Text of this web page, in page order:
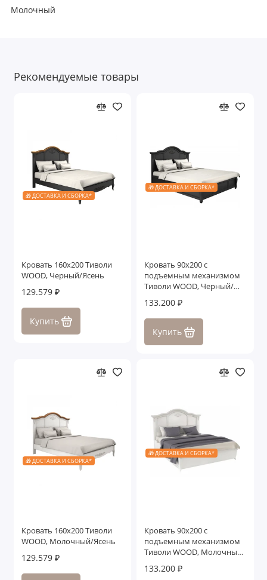
Молочный
Рекомендуемые товары
🎁 ДОСТАВКА И СБОРКА*
Кровать 160x200 Тиволи
WOOD, Черный/Ясень
129.579 ₽
Купить
🎁 ДОСТАВКА И СБОРКА*
Кровать 90x200 с
подъемным механизмом
Тиволи WOOD, Черный/
133.200 ₽
Купить
🎁 ДОСТАВКА И СБОРКА*
Кровать 160x200 Тиволи
WOOD, Молочный/Ясень
129.579 ₽
🎁 ДОСТАВКА И СБОРКА*
Кровать 90x200 с
подъемным механизмом
Тиволи WOOD, Молочный/
133.200 ₽